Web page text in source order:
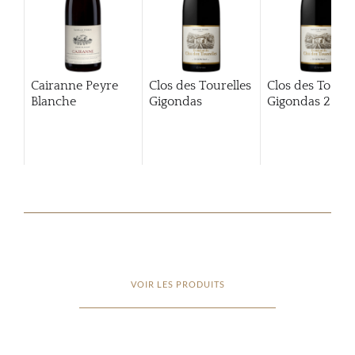
Cairanne Peyre
Blanche
Clos des Tourelles
Gigondas
Clos des
Gigondas 2013
VOIR LES PRODUITS